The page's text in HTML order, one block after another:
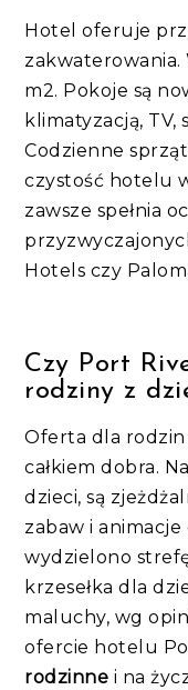
Hotel oferuje
zakwaterowania.
m2. Pokoje są
klimatyzacją, TV,
Codzienne
czystość hotelu
zawsze spełnia
Hotels czy
Czy Port
rodziny z
Oferta dla rodzin
całkiem dobra.
dzieci, są
zabaw i
wydzielono
krzesełka dla
maluchy, wg
ofercie hotelu
rodzinne i na